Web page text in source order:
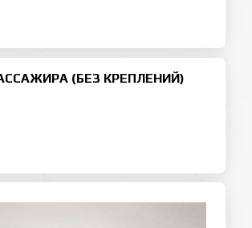
(БЕЗ КРЕПЛЕНИЙ)